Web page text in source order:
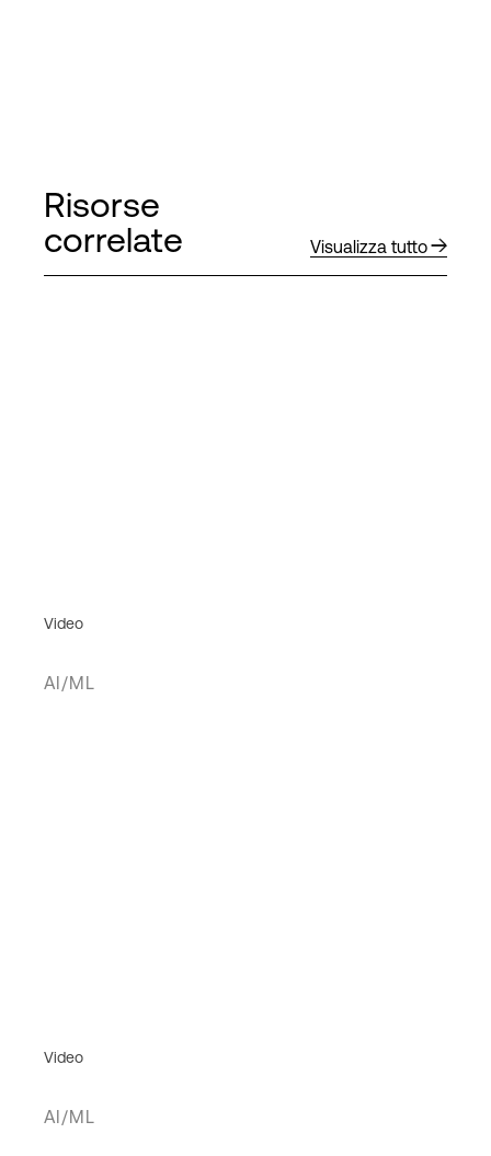
Risorse
correlate
Visualizza tutto
Video
AI/ML
Video
AI/ML